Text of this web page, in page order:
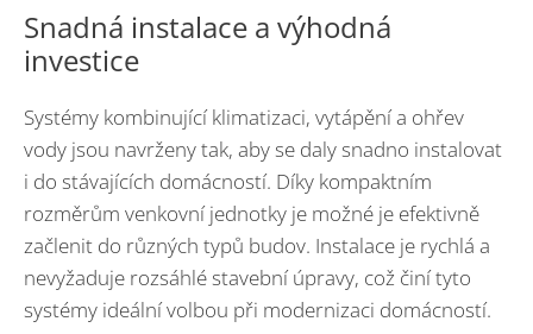
Snadná instalace a výhodná
investice
Systémy kombinující klimatizaci, vytápění a ohřev
vody jsou navrženy tak, aby se daly snadno instalovat
i do stávajících domácností. Díky kompaktním
rozměrům venkovní jednotky je možné je efektivně
začlenit do různých typů budov. Instalace je rychlá a
nevyžaduje rozsáhlé stavební úpravy, což činí tyto
systémy ideální volbou při modernizaci domácností.